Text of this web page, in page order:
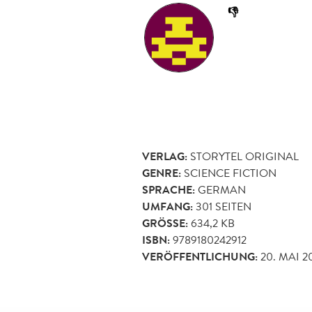
👎
VERLAG: STORYTEL ORIGINAL
GENRE: SCIENCE FICTION
SPRACHE:GERMAN
UMFANG:301 SEITEN
GRÖSSE: 634,2 KB
ISBN:9789180242912
VERÖFFENTLICHUNG:20. MAI